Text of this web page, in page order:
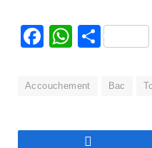
Facebook
Accouchement Bac